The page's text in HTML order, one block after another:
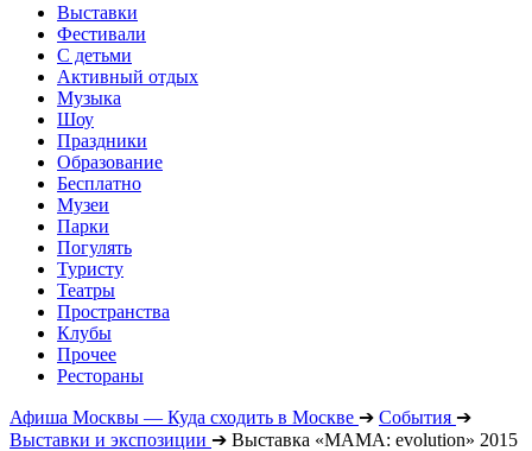
Выставки
Фестивали
С детьми
Активный отдых
Музыка
Шоу
Праздники
Образование
Бесплатно
Музеи
Парки
Погулять
Туристу
Театры
Пространства
Клубы
Прочее
Рестораны
Афиша Москвы — Куда сходить в Москве ➔ События ➔
Выставки и экспозиции ➔ Выставка «МАМА: evolution» 2015